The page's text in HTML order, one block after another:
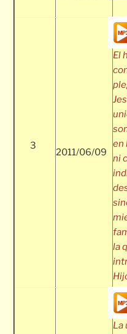
3
2011/06/09
El
en
ni
la
La